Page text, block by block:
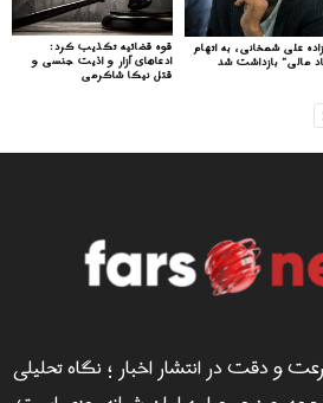
قوه قضائیه تکذیب کرد:
ادعاهای آزار و اذیت جنسی و
قتل نیکا شاکرمی
علی شمخانی، به اتهام
مالی” بازداشت شد
فارس نیوز 24 سرعت و دقت در انتشار اخبار ؛ نگاه تحلیلی